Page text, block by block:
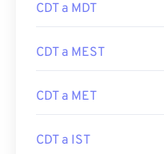
CDT a MDT
CDT a MEST
CDT a MET
CDT a IST